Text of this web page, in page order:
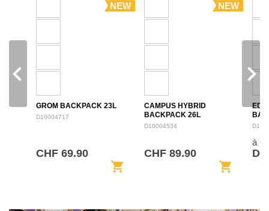
NEW
GROM BACKPACK 23L
D10004717
CHF 69.90
shopping_cart
NEW
CAMPUS HYBRID
BACKPACK 26L
D10004534
CHF 89.90
shopping_cart
à
De
navigate_before navigate_next